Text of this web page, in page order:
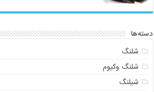
دسته‌ها
شلنگ
شلنگ وکیوم
شیلنگ